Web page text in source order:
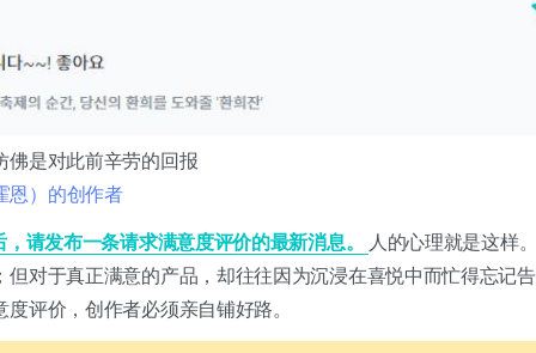
佛是对此前辛劳的回报
恩）的创作者
请发布一条请求满意度评价的最新消息。
人的心理就是这样
但对于真正满意的产品，却往往因为沉浸在喜悦中而忙得忘记
评价，创作者必须亲自铺好路。